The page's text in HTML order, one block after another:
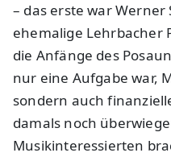
– das erste war
ehemalige Lehrbacher
die Anfänge des
nur eine Aufgabe war,
sondern auch
damals noch
Musikinteressierten